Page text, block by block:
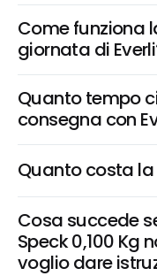
Come funziona
giornata di
Quanto tempo
consegna con
Quanto costa la
Cosa succede
Speck 0,100 Kg
voglio dare